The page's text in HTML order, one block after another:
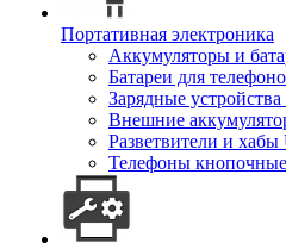
Портативная электроника
Аккумуляторы и
Батареи для
Зарядные
Внешние
Разветвители и хабы
Телефоны кнопочные